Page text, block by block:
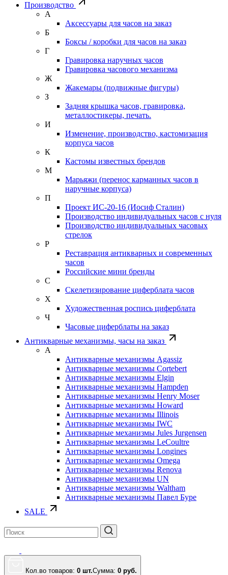
Производство
А
Аксессуары для часов на заказ
Б
Боксы / коробки для часов на заказ
Г
Гравировка наручных часов
Гравировка часового механизма
Ж
Жакемары (подвижные фигуры)
З
Задняя крышка часов, гравировка,
металлостикеры, печать.
И
Изменение, производство, кастомизация
корпуса часов
К
Кастомы известных брендов
М
Марьяжи (перенос карманных часов в
наручные корпуса)
П
Проект ИС-20-16 (Иосиф Сталин)
Производство индивидуальных часов с нуля
Производство индивидуальных часовых
стрелок
Р
Реставрация антикварных и современных
часов
Российские мини бренды
С
Скелетизирование циферблата часов
Х
Художественная роспись циферблата
Ч
Часовые циферблаты на заказ
Антикварные механизмы, часы на заказ
А
Антикварные механизмы Agassiz
Антикварные механизмы Cortebert
Антикварные механизмы Elgin
Антикварные механизмы Hampden
Антикварные механизмы Henry Moser
Антикварные механизмы Howard
Антикварные механизмы Illinois
Антикварные механизмы IWC
Антикварные механизмы Jules Jurgensen
Антикварные механизмы LeCoultre
Антикварные механизмы Longines
Антикварные механизмы Omega
Антикварные механизмы Renova
Антикварные механизмы UN
Антикварные механизмы Waltham
Антикварные механизмы Павел Буре
SALE
Кол.во товаров: 0 шт.Сумма: 0 руб.